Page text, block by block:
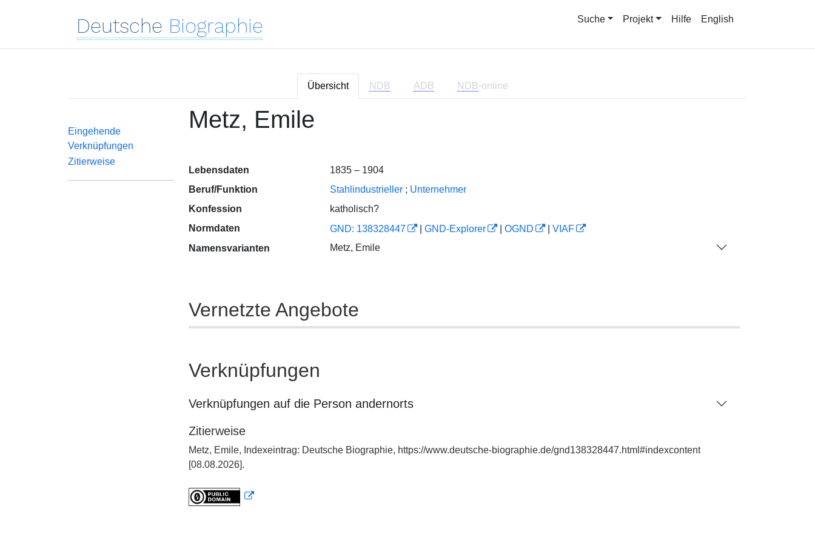
Deutsche Biographie Suche Projekt Hilfe English
Übersicht NDB ADB NDB-online
Eingehende
Verknüpfungen
Zitierweise
Metz, Emile
Lebensdaten
1835 – 1904
Beruf/Funktion
Stahlindustrieller ; Unternehmer
Konfession
katholisch?
Normdaten
GND: 138328447 GND-Explorer OGND
VIAF
Namensvarianten
Metz, Emile
Vernetzte Angebote
Verknüpfungen
Verknüpfungen auf die Person andernorts
Zitierweise
Metz, Emile, Indexeintrag: Deutsche Biographie, https://www.deutsche-biographie.de/gnd138328447.html#indexcontent
[08.08.2026].